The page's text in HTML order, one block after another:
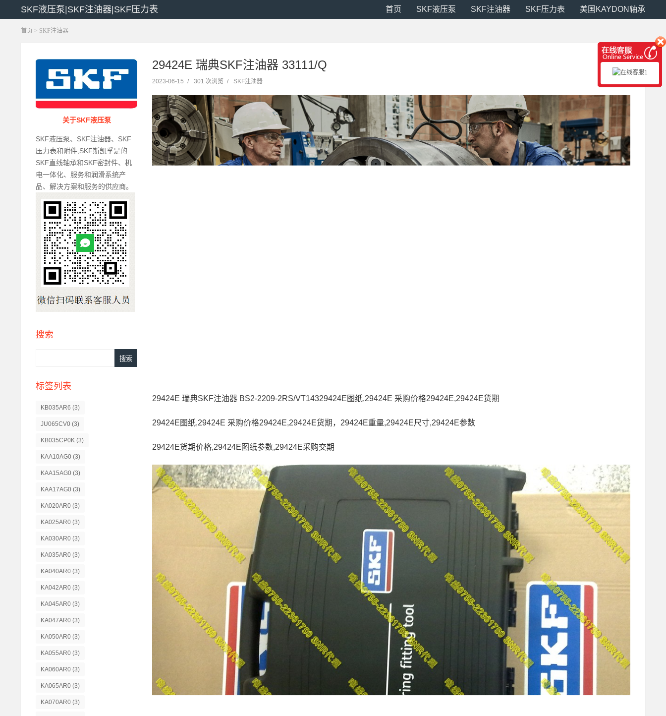
SKF液压泵|SKF注油器|SKF压力表 首页 SKF液压泵 SKF注油器 SKF压力表 美国KAYDON轴承
首页 > SKF注油器
关于SKF液压泵
SKF液压泵、SKF注油器、SKF
压力表和附件,SKF斯凯孚是的
SKF直线轴承和SKF密封件、机
电一体化、服务和润滑系统产
品、解决方案和服务的供应商。
搜索
标签列表
KB035AR6 (3)
JU065CV0 (3)
KB035CP0K (3)
KAA10AG0 (3)
KAA15AG0 (3)
KAA17AG0 (3)
KA020AR0 (3)
KA025AR0 (3)
KA030AR0 (3)
KA035AR0 (3)
KA040AR0 (3)
KA042AR0 (3)
KA045AR0 (3)
KA047AR0 (3)
KA050AR0 (3)
KA055AR0 (3)
KA060AR0 (3)
KA065AR0 (3)
KA070AR0 (3)
29424E 瑞典SKF注油器 33111/Q
2023-06-15 / 301 次浏览 / SKF注油器
29424E 瑞典SKF注油器 BS2-2209-2RS/VT14329424E图纸,29424E 采购价格29424E,29424E货期
29424E图纸,29424E 采购价格29424E,29424E货期，29424E重量,29424E尺寸,29424E参数
29424E货期价格,29424E图纸参数,29424E采购交期